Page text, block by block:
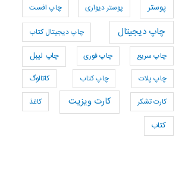
پوستر پوستر دیواری چاپ افست
چاپ دیجیتال چاپ دیجیتال کتاب
چاپ سریع چاپ فوری چاپ لیبل
چاپ پلات چاپ کتاب
کاتالوگ
کارت تشکر
کارت ویزیت کاغذ
کتاب